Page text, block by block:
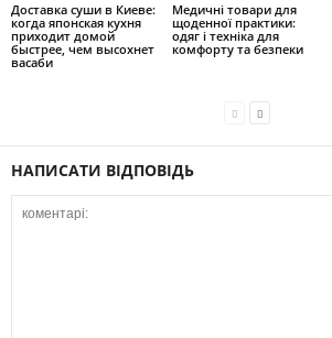
Доставка суши в Киеве:
когда японская кухня
приходит домой
быстрее, чем высохнет
васаби
Медичні товари для
щоденної практики:
одяг і техніка для
комфорту та безпеки
НАПИСАТИ ВІДПОВІДЬ